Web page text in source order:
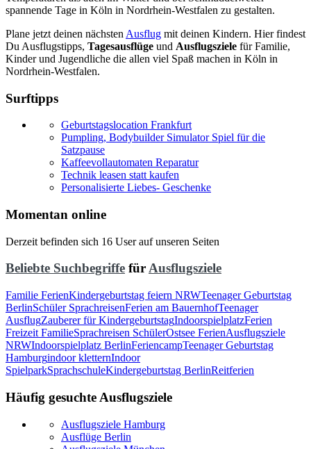
spannende Tage in Köln in Nordrhein-Westfalen zu gestalten.
Plane jetzt deinen nächsten Ausflug mit deinen Kindern. Hier findest
Du Ausflugstipps, Tagesausflüge und Ausflugsziele für Familie,
Kinder und Jugendliche die allen viel Spaß machen in Köln in
Nordrhein-Westfalen.
Surftipps
Geburtstagslocation Frankfurt
Pumpling, Bodybuilder Simulator Spiel für die
Satzpause
Kaffeevollautomaten Reparatur
Technik leasen statt kaufen
Personalisierte Liebes- Geschenke
Momentan online
Derzeit befinden sich 16 User auf unseren Seiten
Beliebte Suchbegriffe fürAusflugsziele
Familie FerienKindergeburtstag feiern NRWTeenager Geburtstag
BerlinSchüler SprachreisenFerien am BauernhofTeenager
AusflugZauberer für KindergeburtstagIndoorspielplatzFerien
Freizeit FamilieSprachreisen SchülerOstsee FerienAusflugsziele
NRWIndoorspielplatz BerlinFeriencampTeenager Geburtstag
Hamburgindoor kletternIndoor
SpielparkSprachschuleKindergeburtstag BerlinReitferien
Häufig gesuchte Ausflugsziele
Ausflugsziele Hamburg
Ausflüge Berlin